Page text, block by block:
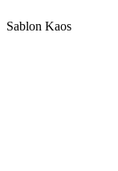
Sablon Kaos